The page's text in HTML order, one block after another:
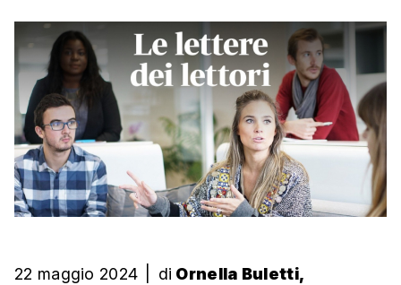
22 maggio 2024 di Ornella Buletti,